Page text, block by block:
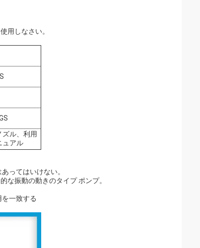
用しなさい。
ズル、利用
ュアル
ってはいけない。
な振動の動きのタイプ ポンプ。
一致する